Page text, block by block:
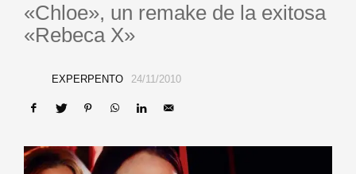
«Chloe», un remake de la exitosa
«Rebeca X»
EXPERPENTO 24/11/2010